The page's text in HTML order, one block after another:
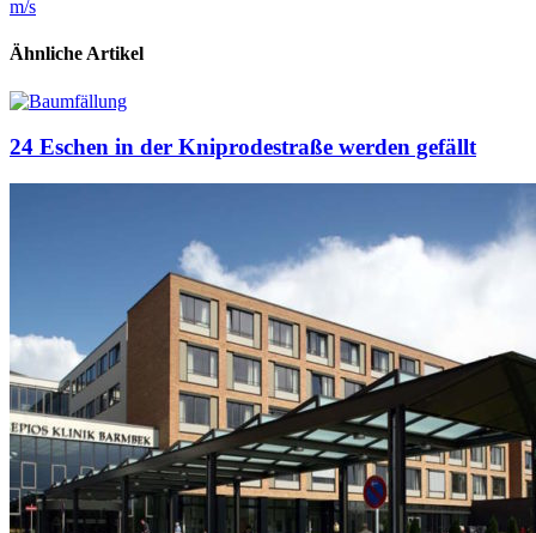
m/s
Ähnliche Artikel
24 Eschen in der Kniprodestraße werden gefällt